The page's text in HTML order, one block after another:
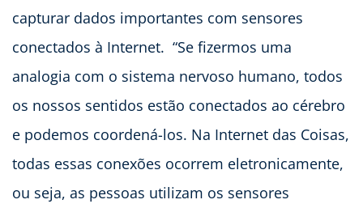
capturar dados importantes com sensores
conectados à Internet. “Se fizermos uma
analogia com o sistema nervoso humano, todos
os nossos sentidos estão conectados ao cérebro
e podemos coordená-los. Na Internet das Coisas,
todas essas conexões ocorrem eletronicamente,
ou seja, as pessoas utilizam os sensores